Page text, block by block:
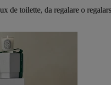
de toilette, da regalare o